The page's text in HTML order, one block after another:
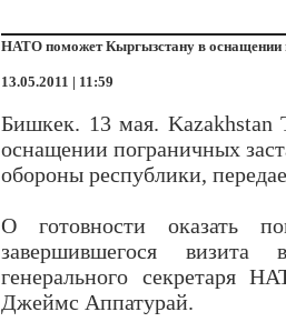
НАТО поможет Кыргызстану в оснащении
13.05.2011 | 11:59
Бишкек. 13 мая.
оснащении пограничных
обороны республики,
О готовности оказать
завершившегося
генерального секретаря
Джеймс Аппатурай.